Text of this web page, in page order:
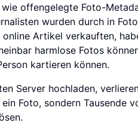
offengelegte Foto-
wurden durch in
Artikel verkauften,
harmlose Fotos
kartieren können.
Server hochladen,
Foto, sondern Tausende